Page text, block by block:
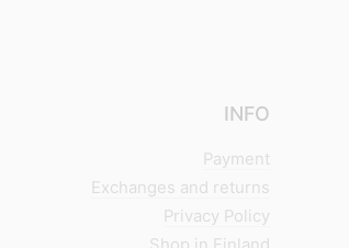
INFO
Payment
Exchanges and returns
Privacy Policy